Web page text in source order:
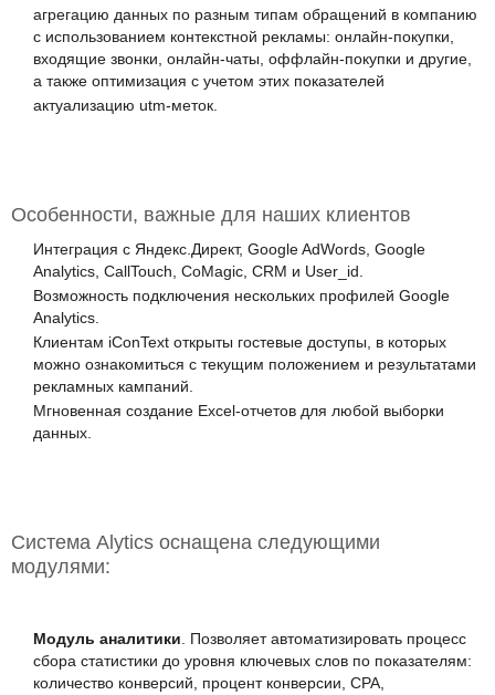
агрегацию данных по разным типам обращений в компанию
с использованием контекстной рекламы: онлайн-покупки,
входящие звонки, онлайн-чаты, оффлайн-покупки и другие,
а также оптимизация с учетом этих показателей
актуализацию utm-меток.
Особенности, важные для наших клиентов
Интеграция с Яндекс.Директ, Google AdWords, Google
Analytics, CallTouch, CoMagic, CRM и User_id.
Возможность подключения нескольких профилей Google
Analytics.
Клиентам iConText открыты гостевые доступы, в которых
можно ознакомиться с текущим положением и результатами
рекламных кампаний.
Мгновенная создание Excel-отчетов для любой выборки
данных.
Система Alytics оснащена следующими
модулями:
Модуль аналитики. Позволяет автоматизировать процесс
сбора статистики до уровня ключевых слов по показателям:
количество конверсий, процент конверсии, CPA,